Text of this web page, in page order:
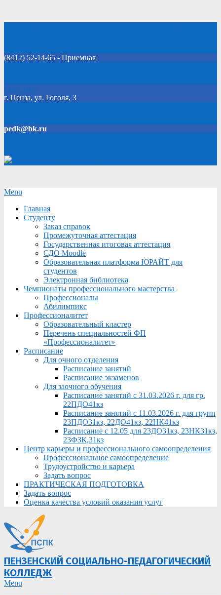
(8412) 52-14-65 - Приемная
Click Here
г. Пенза, ул. Гоголя, 3
pedk@bk.ru
Secondary
Menu
Menu
Главная
Студенту
Заказ справок
Промежуточная аттестация
Государственная итоговая аттестация
СДО Moodle
Образовательная платформа ЮРАЙТ для
студентов
Электронная библиотека
Чемпионаты профессионального мастерства
Профессионалы
Абилимпикс
Профессионалитет
Образовательный кластер
Перечень специальностей ФП
«Профессионалитет»
Расписание
Для очного отделения
Расписание занятий
Расписание экзаменов
Для заочного обучения
Расписание занятий с 31.03.2026 г. для гр.
22ПДО41кз
Расписание занятий с 11.03.2026 г. для групп
23ПДО31кз, 22ДО41кз, 22НК41кз
Расписание с 12.05 для 23ДО31кз, 23НК31кз,
23ФЗК,31кз
Центр карьеры и профессионального самоопределения
Профессиональное самоопределение
Трудоустройство и карьера
Задать вопрос
ПРАКТИЧЕСКАЯ ПОДГОТОВКА
Задать вопрос
Оценка качества условий оказания услуг
ПЕНЗЕНСКИЙ СОЦИАЛЬНО-ПЕДАГОГИЧЕСКИЙ
КОЛЛЕДЖ
Primary
Menu